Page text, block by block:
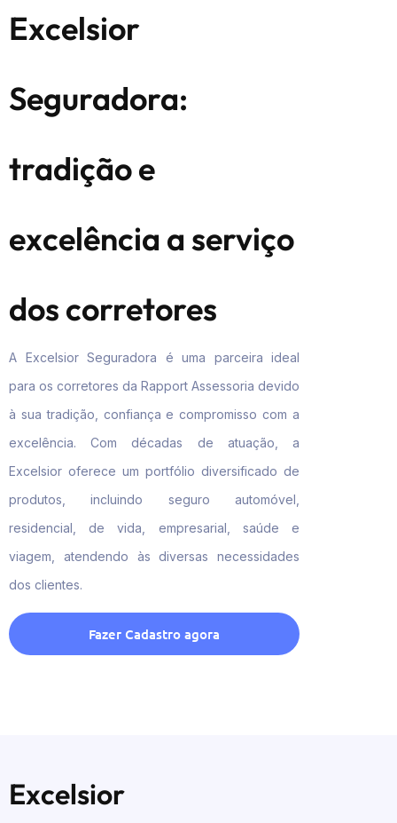
Excelsior
Seguradora:
tradição e
excelência a serviço
dos corretores
A Excelsior Seguradora é uma parceira ideal
para os corretores da Rapport Assessoria devido
à sua tradição, confiança e compromisso com a
excelência. Com décadas de atuação, a
Excelsior oferece um portfólio diversificado de
produtos, incluindo seguro automóvel,
residencial, de vida, empresarial, saúde e
viagem, atendendo às diversas necessidades
dos clientes.
Fazer Cadastro agora
Excelsior